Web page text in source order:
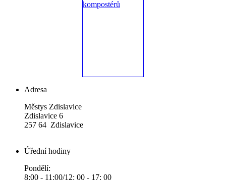
Adresa
Městys Zdislavice
Zdislavice 6
257 64 Zdislavice
Úřední hodiny
Pondělí:
8:00 - 11:00/12: 00 - 17: 00